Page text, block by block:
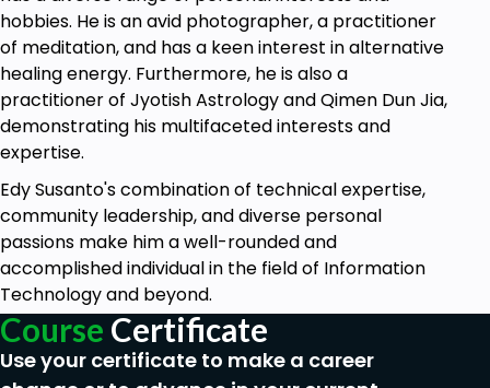
hobbies. He is an avid photographer, a practitioner
of meditation, and has a keen interest in alternative
healing energy. Furthermore, he is also a
practitioner of Jyotish Astrology and Qimen Dun Jia,
demonstrating his multifaceted interests and
expertise.
Edy Susanto's combination of technical expertise,
community leadership, and diverse personal
passions make him a well-rounded and
accomplished individual in the field of Information
Technology and beyond.
Course Certificate
Use your certificate to make a career